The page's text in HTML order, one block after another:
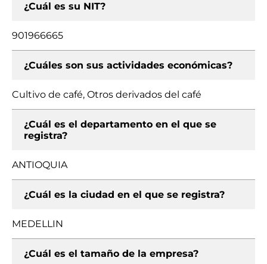
¿Cuál es su NIT?
901966665
¿Cuáles son sus actividades económicas?
Cultivo de café, Otros derivados del café
¿Cuál es el departamento en el que se
registra?
ANTIOQUIA
¿Cuál es la ciudad en el que se registra?
MEDELLIN
¿Cuál es el tamaño de la empresa?